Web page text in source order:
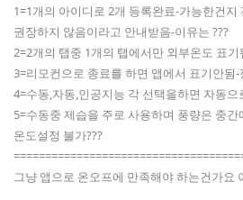
1=1개의 아이디로 2개 등록완료-가능한건지
권장하지 않음이라고 안내받음-이유는 ???
2=2개의 탭중 1개의 탭에서만 외부온도 표기
3=리모컨으로 종료를 하면 앱에서 표기안됨-
4=수동,자동,인공지능 각 선택을하면 자동으
5=수동중 제습을 주로 사용하며 풍량은 중
온도설정 불가???
그냥 앱으로 온오프에 만족해야 하는건가요